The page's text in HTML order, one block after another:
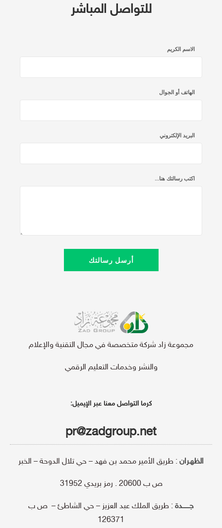
للتواصل المباشر
الاسم الكريم
الهاتف أو الجوال
البريد الإلكتروني
اكتب رسالتك هنا...
مجموعة زاد شركة متخصصة في مجال التقنية والإعلام
والنشر وخدمات التعليم الرقمي
كرما التواصل معنا عبر الإيميل:
pr@zadgroup.net
الظهـران : طريق الأمير محمد بن فهد – حي تلال الدوحة – الخبر
ص ب 20600 . رمز بريدي 31952
جـــــــدة : طريق الملك عبد العزيز – حي الشاطئ – ص ب
126371